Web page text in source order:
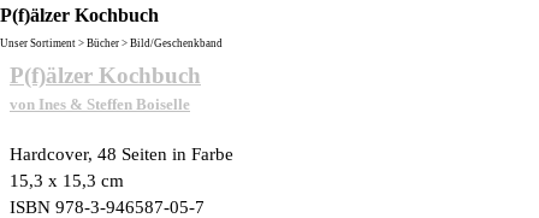
P(f)älzer Kochbuch
Unser Sortiment > Bücher > Bild/Geschenkband
P(f)älzer Kochbuch
von Ines & Steffen Boiselle
Hardcover, 48 Seiten in Farbe
15,3 x 15,3 cm
ISBN 978-3-946587-05-7